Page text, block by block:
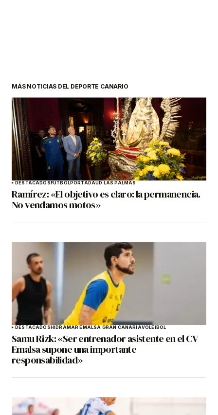
MÁS NOTICIAS DEL DEPORTE CANARIO
DESTACADOS FÚTBOLPORTADAUD LAS PALMAS
Ramírez: «El objetivo es claro: la permanencia.
No vendamos motos»
DESTACADOS HIDRAMAR EMALSA GRAN CANARIAVOLEIBOL
Samu Rizk: «Ser entrenador asistente en el CV
Emalsa supone una importante
responsabilidad»